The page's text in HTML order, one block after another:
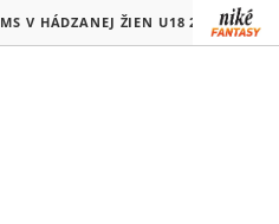
MS V HÁDZANEJ ŽIEN U18 2026